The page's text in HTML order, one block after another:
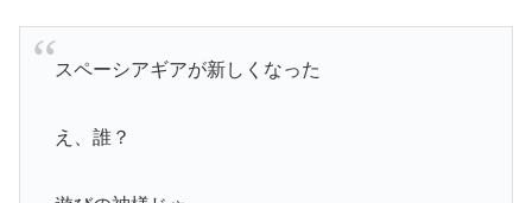
スペーシアギアが新しくなった
え、誰？